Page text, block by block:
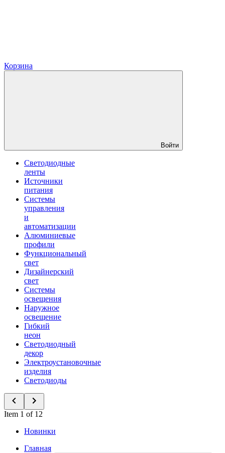
Корзина
Войти
Светодиодные
ленты
Источники
питания
Системы
управления
и
автоматизации
Алюминиевые
профили
Функциональный
свет
Дизайнерский
свет
Системы
освещения
Наружное
освещение
Гибкий
неон
Светодиодный
декор
Электроустановочные
изделия
Светодиоды
Item 1 of 12
Новинки
Главная